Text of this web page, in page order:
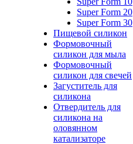
Super Form 20
Super Form 30
Пищевой силикон
Формовочный
силикон для мыла
Формовочный
силикон для свечей
Загуститель для
силикона
Отвердитель для
силикона на
оловянном
катализаторе